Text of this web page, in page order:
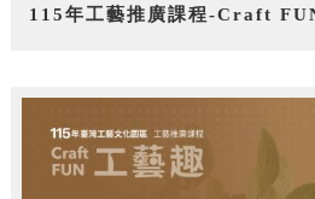
115年工藝推廣課程-Craft